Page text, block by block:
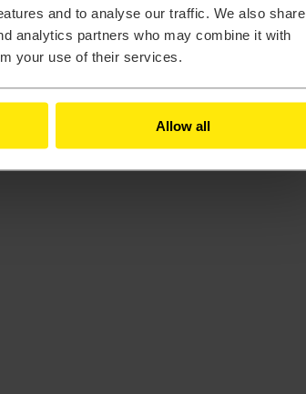
and to analyse our traffic. We also share
analytics partners who may combine it with
your use of their services.
Allow all